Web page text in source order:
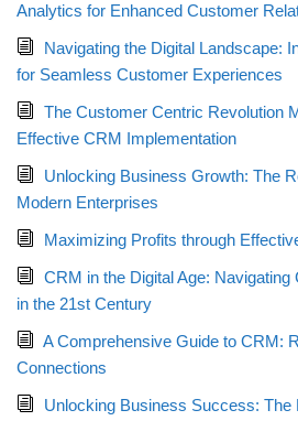
Analytics for Enhanced Customer
Navigating the Digital Landscape:
for Seamless Customer Experiences
The Customer Centric Revolution
Effective CRM Implementation
Unlocking Business Growth: The
Modern Enterprises
Maximizing Profits through
CRM in the Digital Age:
in the 21st Century
A Comprehensive Guide to CRM:
Connections
Unlocking Business Success: The